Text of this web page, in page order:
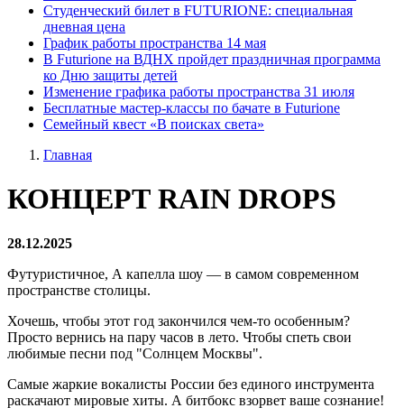
Студенческий билет в FUTURIONE: специальная
дневная цена
График работы пространства 14 мая
В Futurione на ВДНХ пройдет праздничная программа
ко Дню защиты детей
Изменение графика работы пространства 31 июля
Бесплатные мастер-классы по бачате в Futurione
Семейный квест «В поисках света»
Главная
КОНЦЕРТ RAIN DROPS
28.12.2025
Футуристичное, А капелла шоу — в самом современном
пространстве столицы.
Хочешь, чтобы этот год закончился чем-то особенным?
Просто вернись на пару часов в лето. Чтобы спеть свои
любимые песни под "Солнцем Москвы".
Самые жаркие вокалисты России без единого инструмента
раскачают мировые хиты. А битбокс взорвет ваше сознание!